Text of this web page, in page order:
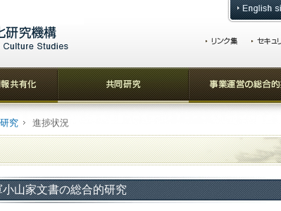
究 進捗状況
山家文書の総合的研究